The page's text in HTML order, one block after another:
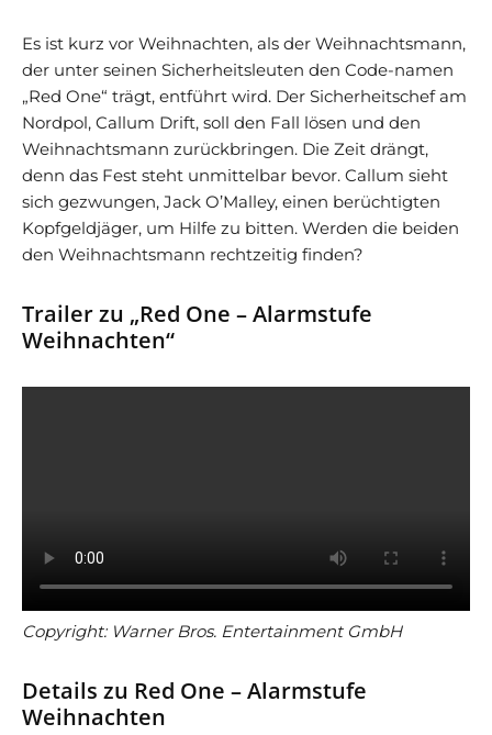
Es ist kurz vor Weihnachten, als der Weihnachtsmann,
der unter seinen Sicherheitsleuten den Code-namen
„Red One“ trägt, entführt wird. Der Sicherheitschef am
Nordpol, Callum Drift, soll den Fall lösen und den
Weihnachtsmann zurückbringen. Die Zeit drängt,
denn das Fest steht unmittelbar bevor. Callum sieht
sich gezwungen, Jack O’Malley, einen berüchtigten
Kopfgeldjäger, um Hilfe zu bitten. Werden die beiden
den Weihnachtsmann rechtzeitig finden?
Trailer zu „Red One – Alarmstufe
Weihnachten“
Copyright: Warner Bros. Entertainment GmbH
Details zu Red One – Alarmstufe
Weihnachten